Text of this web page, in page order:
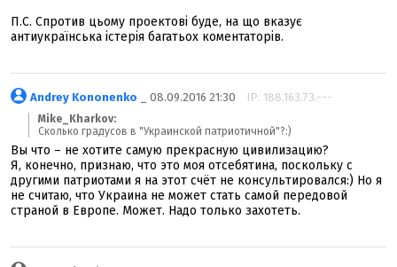
П.С. Спротив цьому проектові буде, на що вказує
антиукраїнська істерія багатьох коментаторів.
Andrey Kononenko _ 08.09.2016 21:30 IP: 188.163.73.---
Mike_Kharkov:
Сколько градусов в "Украинской патриотичной"?:)
Вы что – не хотите самую прекрасную цивилизацию?
Я, конечно, признаю, что это моя отсебятина, поскольку с
другими патриотами я на этот счёт не консультировался:) Но я
не считаю, что Украина не может стать самой передовой
страной в Европе. Может. Надо только захотеть.